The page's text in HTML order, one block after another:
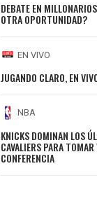
DEBATE EN
OTRA OPORTUNIDAD?
EN VIVO
JUGANDO CLARO, EN
NBA
KNICKS DOMINAN LOS
CAVALIERS PARA
CONFERENCIA